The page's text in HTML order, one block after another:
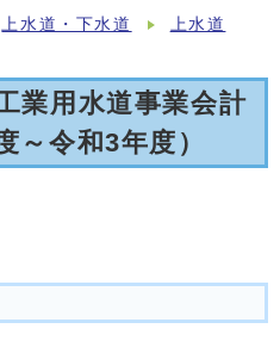
上水道・下水道 上水道
業用水道事業会計
～令和3年度）